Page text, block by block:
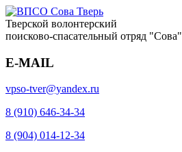
Тверской волонтерский
поисково-спасательный отряд "Сова"
E-MAIL
vpso-tver@yandex.ru
8 (910) 646-34-34
8 (904) 014-12-34